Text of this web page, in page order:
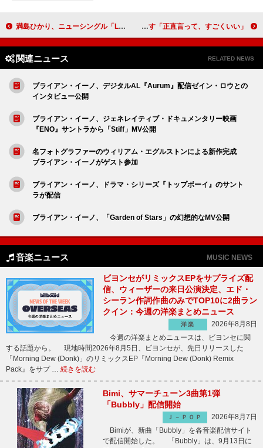
満島ひかり、ニューシングル「LOST CHILD」リリース＆MV公開 タイラ、未発表のラップ曲があると明かす「正直言って、すごくいい」
関連ニュース RELATED NEWS
ブライアン・イーノ、デジタルAL『Aurum』配信ゼイン・ロウとの
インタビュー公開
ブライアン・イーノ、ジェネレイティブ・ドキュメンタリー映画
『ENO』サントラから「Stiff」MV公開
名フォトグラファーのウィリアム・エグルストンによる新作完成
ブライアン・イーノがゲスト参加
ブライアン・イーノ、ドラマ・シリーズ『トップボーイ』のサント
ラが配信
ブライアン・イーノ、「Garden of Stars」の幻想的なMV公開
音楽ニュース MUSIC NEWS
ビヨンセがリミックスEPをサプライズ配
信、ウィーザーの来日公演決定、エド・
シーラン作詞作曲のみでTOP10に2曲ラン
クイン：今週の洋楽まとめニュース
洋楽
2026年8月8日
今週の洋楽まとめニュースは、ビヨンセに関
する話題から。 現地時間2026年8月5日、ビヨンセが、先日リリースした
「Morning Dew (Donk)」のリミックスEP『Morning Dew (Donk) Remix
Pack』をサプ … 続きを読む
Bimi、サマーチューン3曲第1弾
「Bubbly」配信開始
Ｊ－ＰＯＰ
2026年8月7日
Bimiが、新曲「Bubbly」を各音楽配信サイト
で配信開始した。 「Bubbly」は、9月13日に